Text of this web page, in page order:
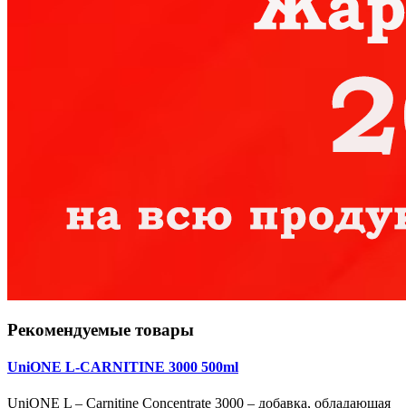
Рекомендуемые товары
UniONE L-CARNITINE 3000 500ml
UniONE L – Carnitine Concentrate 3000 – добавка, обладающая